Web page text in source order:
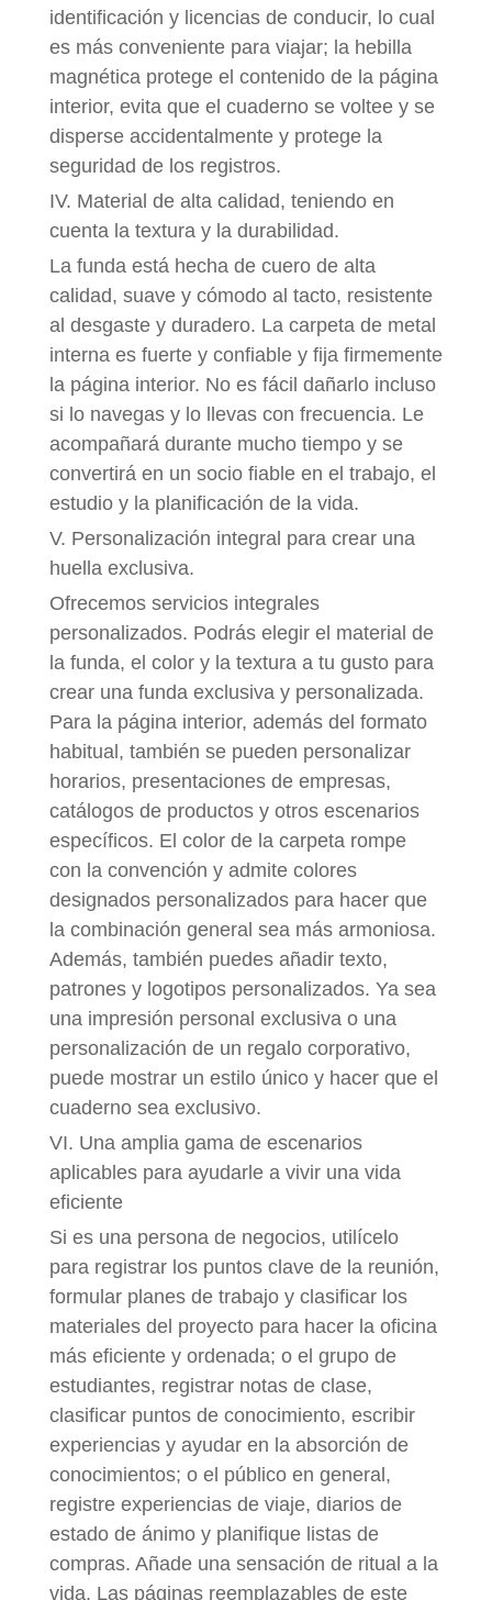
identificación y licencias de conducir, lo cual
es más conveniente para viajar; la hebilla
magnética protege el contenido de la página
interior, evita que el cuaderno se voltee y se
disperse accidentalmente y protege la
seguridad de los registros.
IV. Material de alta calidad, teniendo en
cuenta la textura y la durabilidad.
La funda está hecha de cuero de alta
calidad, suave y cómodo al tacto, resistente
al desgaste y duradero. La carpeta de metal
interna es fuerte y confiable y fija firmemente
la página interior. No es fácil dañarlo incluso
si lo navegas y lo llevas con frecuencia. Le
acompañará durante mucho tiempo y se
convertirá en un socio fiable en el trabajo, el
estudio y la planificación de la vida.
V. Personalización integral para crear una
huella exclusiva.
Ofrecemos servicios integrales
personalizados. Podrás elegir el material de
la funda, el color y la textura a tu gusto para
crear una funda exclusiva y personalizada.
Para la página interior, además del formato
habitual, también se pueden personalizar
horarios, presentaciones de empresas,
catálogos de productos y otros escenarios
específicos. El color de la carpeta rompe
con la convención y admite colores
designados personalizados para hacer que
la combinación general sea más armoniosa.
Además, también puedes añadir texto,
patrones y logotipos personalizados. Ya sea
una impresión personal exclusiva o una
personalización de un regalo corporativo,
puede mostrar un estilo único y hacer que el
cuaderno sea exclusivo.
VI. Una amplia gama de escenarios
aplicables para ayudarle a vivir una vida
eficiente
Si es una persona de negocios, utilícelo
para registrar los puntos clave de la reunión,
formular planes de trabajo y clasificar los
materiales del proyecto para hacer la oficina
más eficiente y ordenada; o el grupo de
estudiantes, registrar notas de clase,
clasificar puntos de conocimiento, escribir
experiencias y ayudar en la absorción de
conocimientos; o el público en general,
registre experiencias de viaje, diarios de
estado de ánimo y planifique listas de
compras. Añade una sensación de ritual a la
vida. Las páginas reemplazables de este